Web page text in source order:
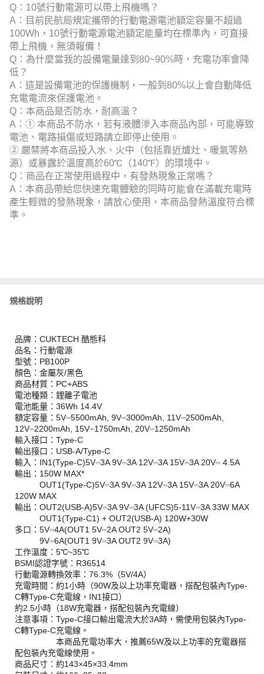
Q：10號行動電源可以帶上飛機嗎？
A：目前民航局規定攜帶的行動電源電池額定容量不超過
100Wh，10號行動電源電池額定能量均在標準內，可直接
帶上飛機，無須報備！
Q：為什麼當我的設備電量達到80~90%時，充電功率會降
低？
A：這是設備電池的保護機制，一般到80%以上會自動降低
充電電流來保護電池。
Q：本商品是否防水，耐高溫？
A：① 本商品不防水，若有液體滲入本商品內部，可能導致
電池、電路損傷或短路請立即停止使用。
② 嚴禁將本商品投入水、火中（包括靠近爐灶、暖氣等熱
源）或暴露於溫度高於60℃（140℉）的環境中。
Q：商品在正常使用過程中，有發熱現象正常嗎？
A：本商品帶給您快速充電體驗的同時可能會在滿載充電時
產生輕微的發熱現象，請放心使用，本商品發熱溫度符合標
準。
規格說明
品牌：CUKTECH 酷態科
品名：行動電源
型號：PB100P
顏色：金屬灰/黑色
商品材質：PC+ABS
電池種類：鋰離子電池
電池能量：36Wh 14.4V
額定容量：5V⎓5500mAh, 9V⎓3000mAh, 11V⎓2500mAh,
12V⎓2200mAh, 15V⎓1750mAh, 20V⎓1250mAh
輸入接口：Type-C
輸出接口：USB-A/Type-C
輸入：IN1(Type-C)5V⎓3A 9V⎓3A 12V⎓3A 15V⎓3A 20V⎓ 4.5A
輸出：150W MAX*
OUT1(Type-C)5V⎓3A 9V⎓3A 12V⎓3A 15V⎓3A 20V⎓6A
120W MAX
輸出：OUT2(USB-A)5V⎓3A 9V⎓3A (UFCS)5-11V⎓3A 33W MAX
OUT1(Type-C1) + OUT2(USB-A) 120W+30W
多口：5V⎓4A(OUT1 5V⎓2A OUT2 5V⎓2A)
9V⎓6A(OUT1 9V⎓3A OUT2 9V⎓3A)
工作溫度：5℃~35℃
BSMI認證字號：R36514
行動電源轉換效率：76.3%（5V/4A）
充電時間：約1小時（90W及以上功率充電器，搭配包裝內Type-
C轉Type-C充電線，IN1接口）
約2.5小時（18W充電器，搭配包裝內充電線）
注意事項：Type-C接口輸出電流大於3A時，需使用包裝內Type-
C轉Type-C充電線。
本商品充電功率大，推薦65W及以上功率的充電器搭
配包裝內充電線使用。
商品尺寸：約143×45×33.4mm